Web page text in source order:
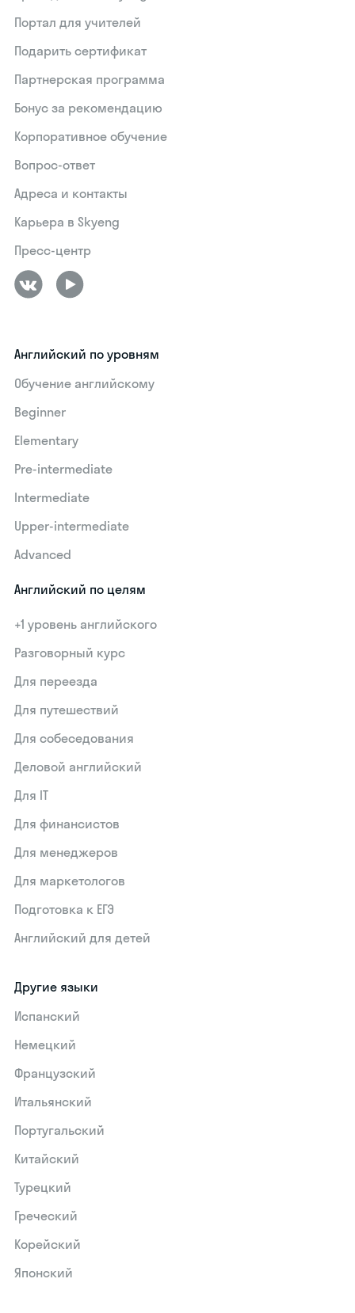
Портал для учителей
Подарить сертификат
Партнерская программа
Бонус за рекомендацию
Корпоративное обучение
Вопрос-ответ
Адреса и контакты
Карьера в Skyeng
Пресс-центр
Английский по уровням
Обучение английскому
Beginner
Elementary
Pre-intermediate
Intermediate
Upper-intermediate
Advanced
Английский по целям
+1 уровень английского
Разговорный курс
Для переезда
Для путешествий
Для собеседования
Деловой английский
Для IT
Для финансистов
Для менеджеров
Для маркетологов
Подготовка к ЕГЭ
Английский для детей
Другие языки
Испанский
Немецкий
Французский
Итальянский
Португальский
Китайский
Турецкий
Греческий
Корейский
Японский